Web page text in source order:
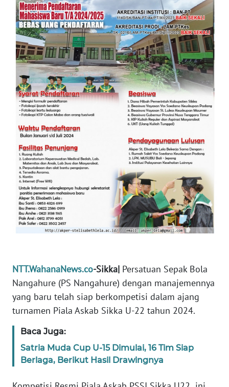
NTT.WahanaNews.co-Sikka| Persatuan Sepak Bola
Nangahure (PS Nangahure) dengan manajemennya
yang baru telah siap berkompetisi dalam ajang
turnamen Piala Askab Sikka U-22 tahun 2024.
Baca Juga:
Satria Muda Cup U-15 Dimulai, 16 Tim Siap
Berlaga, Berikut Hasil Drawingnya
MEDIA
SIBER
REDAKSI
KARIR
DISCLAIMER
Wahana
Regional
WN
SUMUT
WN
JAKARTA
WN
BANTEN
NTT
WN